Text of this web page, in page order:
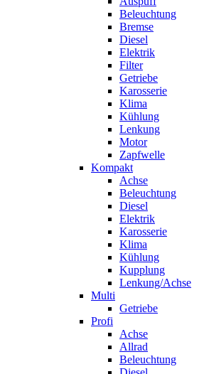
Beleuchtung
Bremse
Diesel
Elektrik
Filter
Getriebe
Karosserie
Klima
Kühlung
Lenkung
Motor
Zapfwelle
Kompakt
Achse
Beleuchtung
Diesel
Elektrik
Karosserie
Klima
Kühlung
Kupplung
Lenkung/Achse
Multi
Getriebe
Profi
Achse
Allrad
Beleuchtung